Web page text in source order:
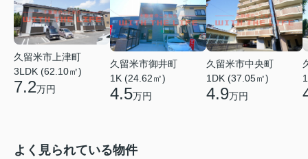
久留米市上津町
3LDK (62.10㎡)
7.2万円
久留米市御井町
1K (24.62㎡)
4.5万円
久留米市中央町
1DK (37.05㎡)
4.9万円
よく見られている物件